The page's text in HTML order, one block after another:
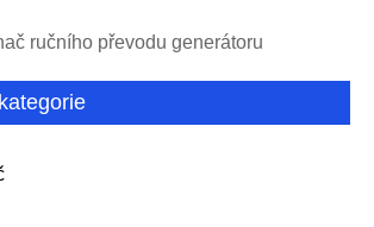
ručního převodu generátoru